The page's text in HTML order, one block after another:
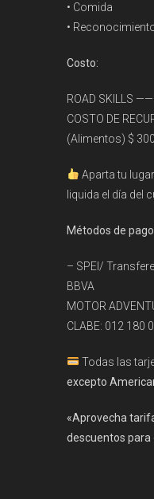
• Comida
•
Costo:
ROAD SKILLS
COSTO DE
(Alimentos) $
Aparta tu
liquida el día del
Métodos de
– SPEI/
BBVA
MOTOR
CLABE: 012 180
Todas las
excepto
«Aprovecha
descuentos para